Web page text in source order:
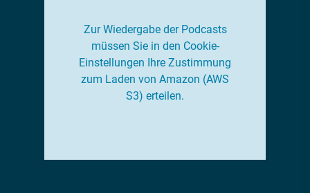
Zur Wiedergabe der Podcasts
müssen Sie in den Cookie-
Einstellungen Ihre Zustimmung
zum Laden von Amazon (AWS
S3) erteilen.